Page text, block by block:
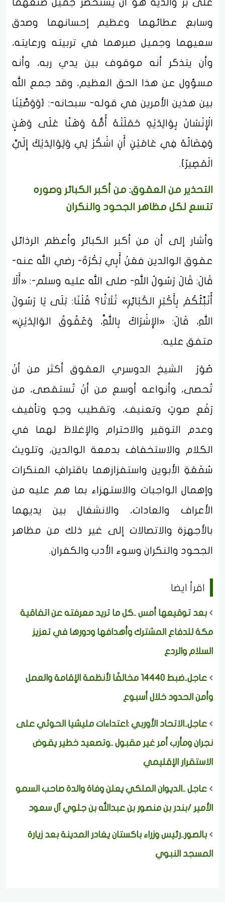
وسابع عطائهما وعظيم إحسانهما وصدق
سعيهما وجميل صبرهما في تربيته ورعايته،
وأن يتذكر أنه موقوف بين يدي ربه، وأنه
مسؤول عن هذا الحق العظيم، وقد جمع الله
بين هذين الأمرين في قوله- سبحانه-: {وَوَصَّيْنَا
الْإِنْسَانَ بِوَالِدَيْهِ حَمَلَتْهُ أُمُّهُ وَهْنًا عَلَى وَهْنٍ
وَفِصَالُهُ فِي عَامَيْنِ أَنِ اشْكُرْ لِي وَلِوَالِدَيْكَ إِلَيَّ
الْمَصِيرُ}.
التحذير من العقوق: من أكبر الكبائر وصوره
تتسع لكل مظاهر الجحود والنكران
وأشار إلى أن من أكبر الكبائر وأعظم الرذائل
عقوق الوالدين فعَنْ أَبِي بَكْرَةَ- رضي الله عنه-
قَالَ: قَالَ رَسُولُ اللهِ- صلى الله عليه وسلم-: «أَلَا
أُنَبِّئُكُمْ بِأَكْبَرِ الكَبَائِرِ» ثَلَاثًا؟ قُلْنَا: بَلَى يَا رَسُولَ
اللهِ، قَالَ: «الإِشْرَاكُ بِاللَّهِ، وَعُقُوقُ الوَالِدَيْنِ»
متفق عليه.
صُوَرَ الشيخ الدوسري العقوق أكثر من أنْ
تُحصى، وأنواعه أوسع من أنْ تُستقصى، من
رَفْع صوتٍ وتعنيف، وتقطيب وجهٍ وتأفيف
وعدم التوقير والاحترام والإغلاظ لهما في
الكلام والاستخفاف بدمعة الوالدين، وتلويث
سُمْعَةِ الأبوين واستفزازهما باقترافِ المنكرات
وإهمال الواجبات والاستهزاء بما هم عليه من
الأعراف والعادات، والانشغال بين يديهما
بالأجهزة والاتصالات إلى غير ذلك من مظاهر
الجحود والنكران وسوء الأدب والكفران.
اقرأ ايضا
بعد توقيعها أمس ..كل ما تريد معرفته عن اتفاقية
مكة للدفاع المشترك وأهدافها ودورها في تعزيز
السلام والردع
عاجل..ضبط 14440 مخالفًا لأنظمة الإقامة والعمل
وأمن الحدود خلال أسبوع
عاجل..الاتحاد الأوربي :اعتداءات مليشيا الحوثي على
نجران ومأرب أمر غير مقبول ..وتصعيد خطير يقوض
الاستقرار الإقليمي
عاجل ..الديوان الملكي يعلن وفاة والدة صاحب السمو
الأمير /بندر بن منصور بن عبدالله بن جلوي آل سعود
بالصور..رئيس وزراء باكستان يغادر المدينة بعد زيارة
المسجد النبوي